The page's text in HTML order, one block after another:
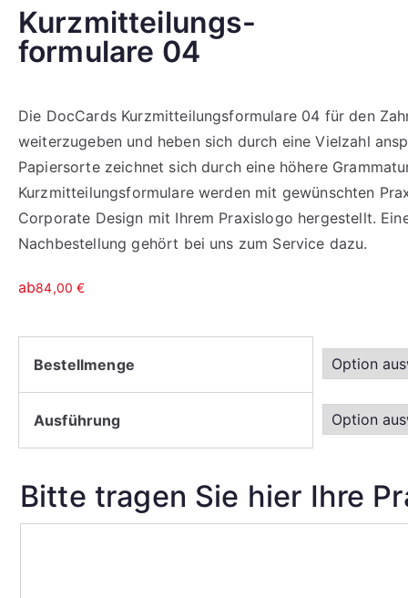
Kurzmitteilungs-
formulare 04
Die DocCards Kurzmitteilungsformulare 04 für den
weiterzugeben und heben sich durch eine Vielzahl
Papiersorte zeichnet sich durch eine höhere
Kurzmitteilungsformulare werden mit gewünschten
Corporate Design mit Ihrem Praxislogo hergestellt.
Nachbestellung gehört bei uns zum Service dazu.
ab84,00€
Bestellmenge
Ausführung
Bitte tragen Sie hier Ihre